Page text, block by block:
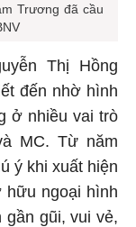
Trương đã cầu
Thị Hồng
đến nhờ hình
ở nhiều vai trò
MC. Từ năm
ý khi xuất hiện
hữu ngoại hình
gần gũi, vui vẻ,